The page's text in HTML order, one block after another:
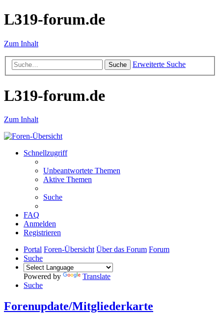
L319-forum.de
Zum Inhalt
Suche Erweiterte Suche
L319-forum.de
Zum Inhalt
Schnellzugriff
Unbeantwortete Themen
Aktive Themen
Suche
FAQ
Anmelden
Registrieren
Portal Foren-Übersicht Über das Forum Forum
Suche
Powered by
Translate
Suche
Forenupdate/Mitgliederkarte